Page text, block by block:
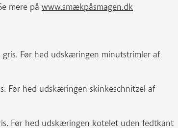
mere på www.smækpåsmagen.dk
Før hed udskæringen minutstrimler af
Før hed udskæringen skinkeschnitzel af
Før hed udskæringen kotelet uden fedtkant